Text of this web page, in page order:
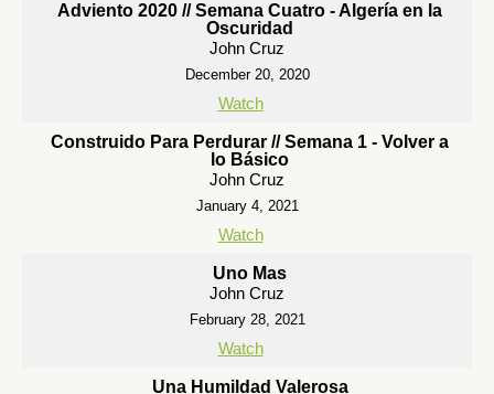
Adviento 2020 // Semana Cuatro - Algería en la
Oscuridad
John Cruz
December 20, 2020
Watch
Construido Para Perdurar // Semana 1 - Volver a
lo Básico
John Cruz
January 4, 2021
Watch
Uno Mas
John Cruz
February 28, 2021
Watch
Una Humildad Valerosa